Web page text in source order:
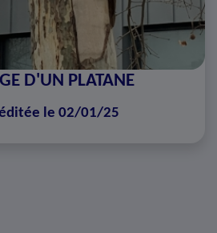
D'UN PLATANE
le 02/01/25